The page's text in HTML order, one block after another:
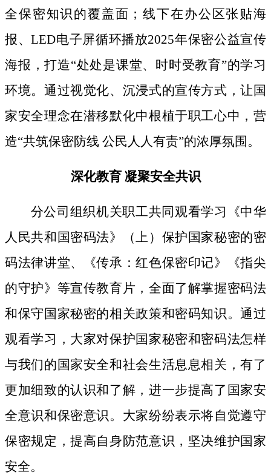
全保密知识的覆盖面；线下在办公区张贴海
报、LED电子屏循环播放2025年保密公益宣传
海报，打造“处处是课堂、时时受教育”的学习
环境。通过视觉化、沉浸式的宣传方式，让国
家安全理念在潜移默化中根植于职工心中，营
造“共筑保密防线 公民人人有责”的浓厚氛围。
深化教育凝聚安全共识
分公司组织机关职工共同观看学习《中华
人民共和国密码法》
（上）保护国家秘密的密
码法律讲堂、
《传承：红色保密印记》《指尖
的守护》等宣传教育片， 全面了解掌握密码法
和保守国家秘密的相关政策和密码知识。通过
观看学习，大家对保护国家秘密和密码法怎样
与我们的国家安全和社会生活息息相关，有了
更加细致的认识和了解，进一步提高了国家安
全意识和保密意识。大家纷纷表示将自觉遵守
保密规定，提高自身防范意识，坚决维护国家
安全。